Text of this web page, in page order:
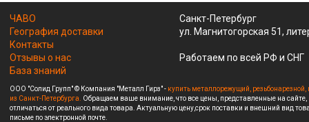
ЧАВО
География доставки
Контакты
Отзывы о нас
База знаний
Санкт-Петербург
ул. Магнитогорская 51,
Работаем по всей РФ и СНГ
ООО "Солид Групп" © Компания "Металл Гирз" - купить металлорежущий,
из Санкт-Петербурга. Обращаем ваше внимание, что все цены, представленные на
отличаться от реального вида товара. Актуальную цену,срок поставки и внешний вид
письме по электронной почте.